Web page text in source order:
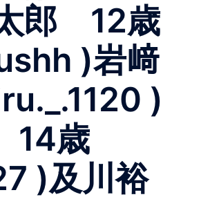
郎 12歳
)岩﨑
)
14歳
)及川裕